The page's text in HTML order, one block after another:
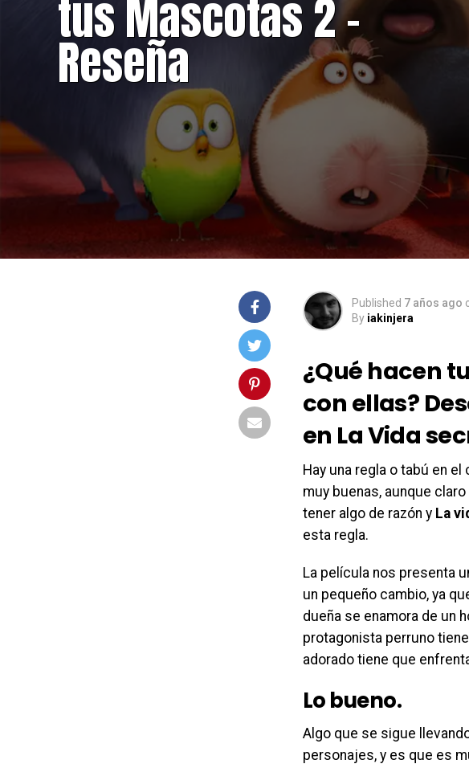
tus Mascotas 2 –
Reseña
Published 7 años ago
By iakinjera
¿Qué hacen
con ellas?
en La Vida
Hay una regla o tabú en
muy buenas, aunque
tener algo de razón y La
esta regla.
La película nos presenta
un pequeño cambio, ya
dueña se enamora de un
protagonista perruno
adorado tiene que
Lo bueno.
Algo que se sigue
personajes, y es que es